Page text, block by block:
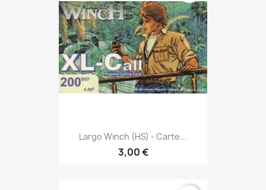
Largo Winch (HS) - Carte...
3,00 €